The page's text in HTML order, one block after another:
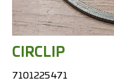
CIRCLIP
7101225471